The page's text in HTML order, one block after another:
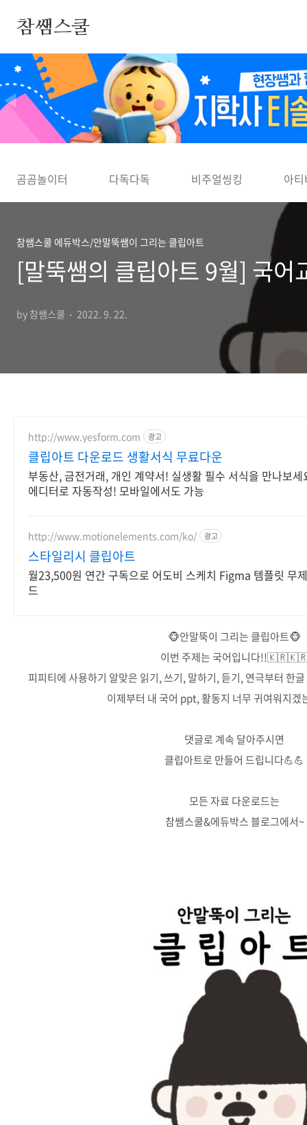
참쌤스쿨
◀
곰곰놀이터 다독다독 비주얼씽킹 아
참쌤스쿨 에듀박스/안말뚝쌤이 그리는 클립아트
[말뚝쌤의 클립아트 9월] 국어
by 참쌤스쿨 2022. 9. 22.
http://www.yesform.com 광고
클립아트 다운로드 생활서식 무료다운
부동산, 금전거래, 개인 계약서! 실생활 필수 서식을 만나보세
에디터로 자동작성! 모바일에서도 가능
http://www.motionelements.com/ko/ 광고
스타일리시 클립아트
월23,500원 연간 구독으로 어도비 스케치 Figma 템플릿 무
드
🐵안말뚝이 그리는 클립아트🐵
이번 주제는 국어입니다
피피티에 사용하기 알맞은 읽기, 쓰기, 말하기, 듣기, 연극부터 한
이제부터 내 국어 ppt, 활동지 너무 귀여워지
댓글로 계속 달아주시면
클립아트로 만들어 드립니다💪💪
모든 자료 다운로드는
참쌤스쿨&에듀박스 블로그에서~